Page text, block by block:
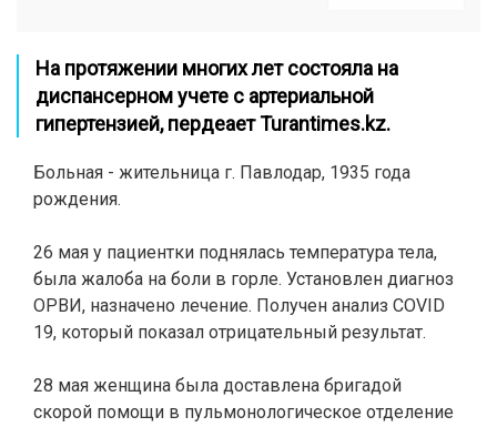
На протяжении многих лет состояла на
диспансерном учете с артериальной
гипертензией, пердеаетTurantimes.kz.
Больная - жительница г. Павлодар, 1935 года
рождения.
26 мая у пациентки поднялась температура тела,
была жалоба на боли в горле. Установлен диагноз
ОРВИ, назначено лечение. Получен анализ COVID
19, который показал отрицательный результат.
28 мая женщина была доставлена бригадой
скорой помощи в пульмонологическое отделение